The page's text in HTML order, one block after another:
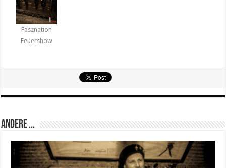
Fasznation
Feuershow
Andere ...